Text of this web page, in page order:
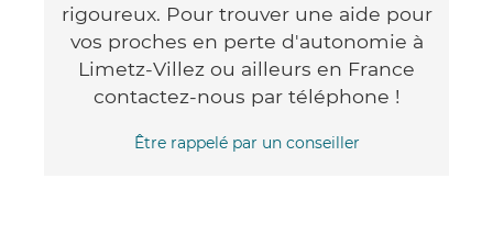
rigoureux. Pour trouver une aide pour
vos proches en perte d'autonomie à
Limetz-Villez ou ailleurs en France
contactez-nous par téléphone !
Être rappelé par un conseiller